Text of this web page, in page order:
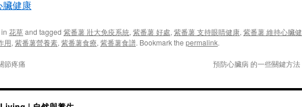
臟健康
花草and tagged 紫番薯 壯大免疫系統, 紫番薯 好處, 紫番薯 支持眼睛健康, 紫番薯 維持心臟健
用, 紫番薯營養素, 紫番薯食療, 紫番薯食譜. Bookmark the permalink.
節疼痛 預防心臟病 的一些關鍵方法